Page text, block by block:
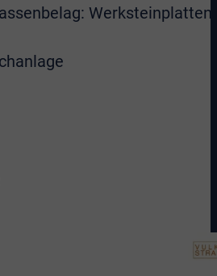
Werksteinplatten